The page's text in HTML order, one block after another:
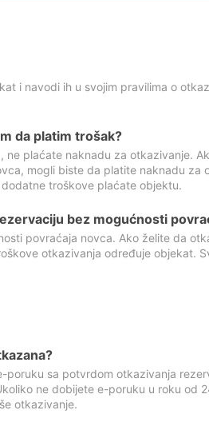
i navodi ih u svojim pravilima o
da platim trošak?
plaćate naknadu za otkazivanje.
mogli biste da platite naknadu za
troškove plaćate objektu.
bez mogućnosti
povraćaja novca. Ako želite da
otkazivanja određuje objekat.
sa potvrdom otkazivanja
ne dobijete e-poruku u roku od
otkazivanje.